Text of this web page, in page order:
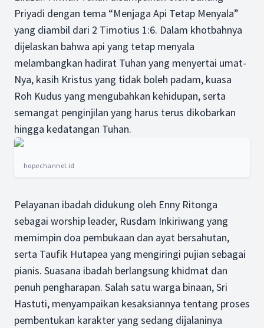
Priyadi dengan tema “Menjaga Api Tetap Menyala”
yang diambil dari 2 Timotius 1:6. Dalam khotbahnya
dijelaskan bahwa api yang tetap menyala
melambangkan hadirat Tuhan yang menyertai umat-
Nya, kasih Kristus yang tidak boleh padam, kuasa
Roh Kudus yang mengubahkan kehidupan, serta
semangat penginjilan yang harus terus dikobarkan
hingga kedatangan Tuhan.
hopechannel.id
Pelayanan ibadah didukung oleh Enny Ritonga
sebagai worship leader, Rusdam Inkiriwang yang
memimpin doa pembukaan dan ayat bersahutan,
serta Taufik Hutapea yang mengiringi pujian sebagai
pianis. Suasana ibadah berlangsung khidmat dan
penuh pengharapan. Salah satu warga binaan, Sri
Hastuti, menyampaikan kesaksiannya tentang proses
pembentukan karakter yang sedang dijalaninya